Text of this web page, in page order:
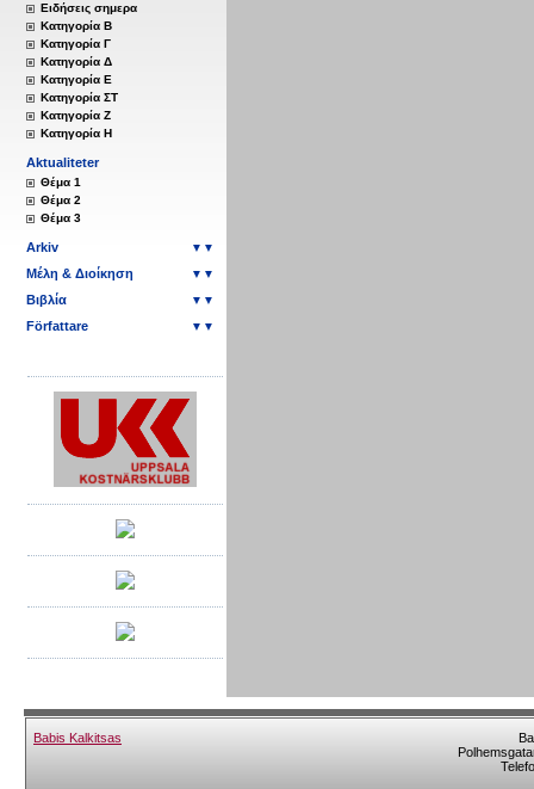
Eιδήσεις σημερα
Κατηγορία Β
Κατηγορία Γ
Κατηγορία Δ
Κατηγορία Ε
Κατηγορία ΣΤ
Κατηγορία Ζ
Κατηγορία Η
Aktualiteter
Θέμα 1
Θέμα 2
Θέμα 3
▼▼
Arkiv
▼▼
Μέλη & Διοίκηση
▼▼
Βιβλία
▼▼
Författare
Babis Kalkitsas